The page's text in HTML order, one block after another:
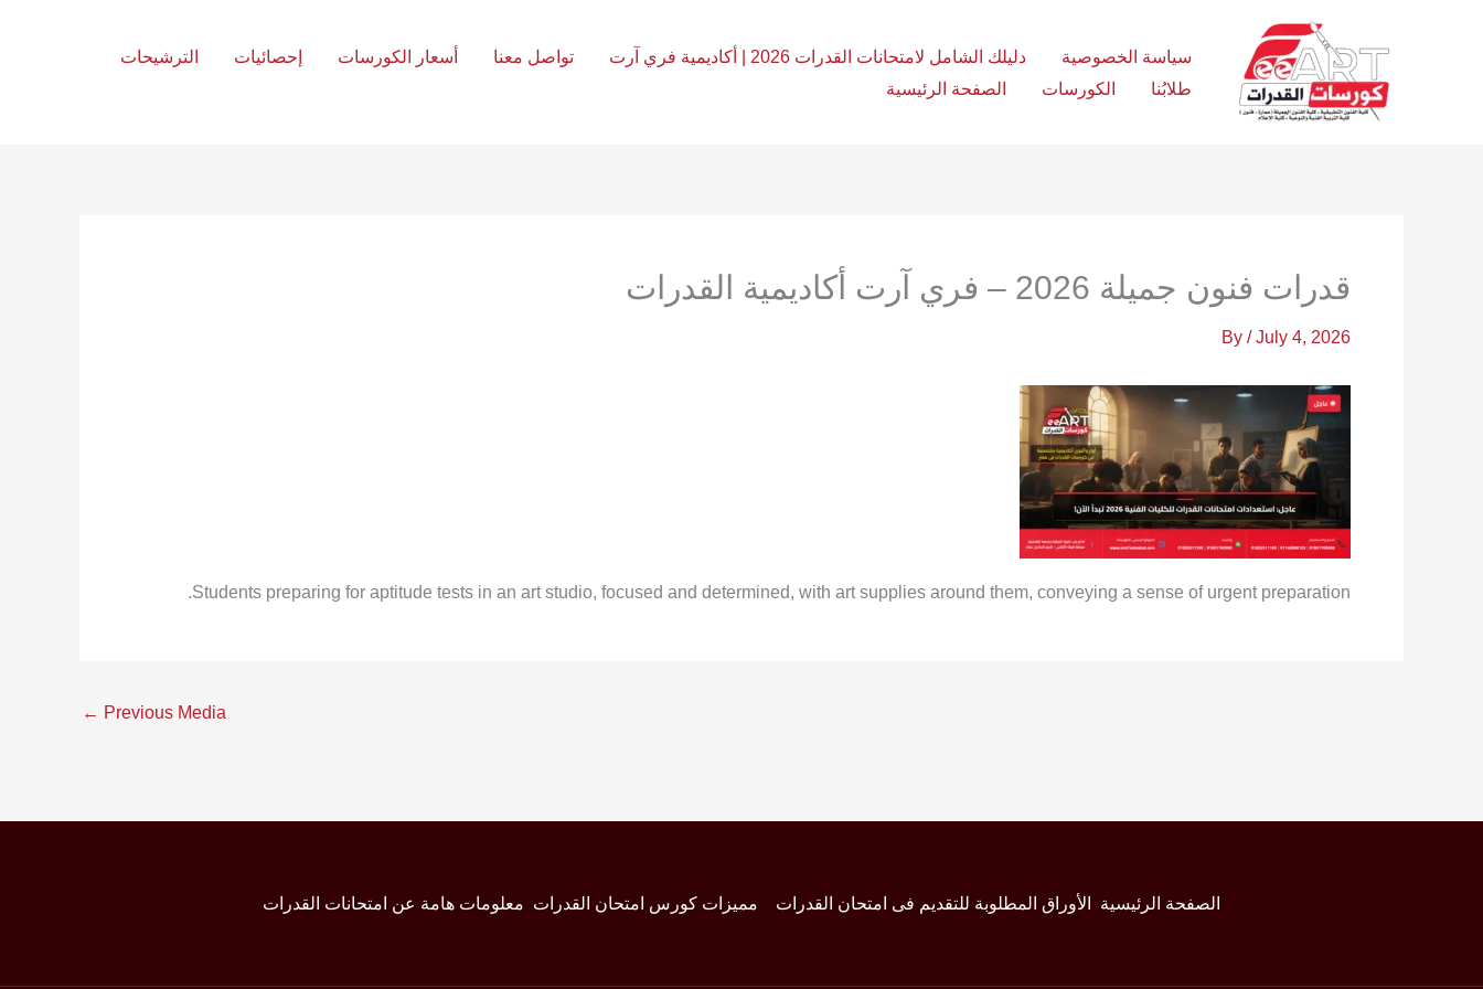
سياسة الخصوصية دليلك الشامل لامتحانات القدرات 2026 | أكاديمية فري آرت تواصل معنا أسعار الكورسات إحصائيات
الترشيحات
طلابُنا
الكورسات الصفحة الرئيسية
قدرات فنون جميلة 2026 – فري آرت أكاديمية القدرات
By /July 4, 2026
Students preparing for aptitude tests in an art studio, focused and determined, with art supplies around them, conveying a sense of urgent preparation.
← Previous Media
الصفحة الرئيسية الأوراق المطلوبة للتقديم فى امتحان القدرات مميزات كورس امتحان القدرات معلومات هامة عن امتحانات القدرات